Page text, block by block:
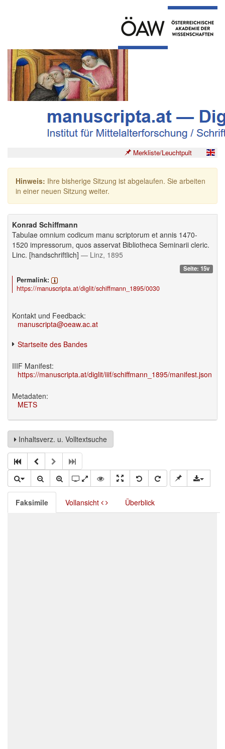
Merkliste/Leuchtpult
Hinweis: Ihre bisherige Sitzung ist abgelaufen. Sie arbeiten
in einer neuen Sitzung weiter.
Konrad Schiffmann
Tabulae omnium codicum manu scriptorum et annis 1470-
1520 impressorum, quos asservat Bibliotheca Seminarii cleric.
Linc. [handschriftlich] — Linz, 1895
Seite: 15v
Permalink:
https://manuscripta.at/diglit/schiffmann_1895/0030
Kontakt und Feedback:
manuscripta@oeaw.ac.at
Startseite des Bandes
IIIF Manifest:
https://manuscripta.at/diglit/iiif/schiffmann_1895/manifest.json
Metadaten:
METS
Inhaltsverz. u. Volltextsuche
Faksimile Vollansicht Überblick